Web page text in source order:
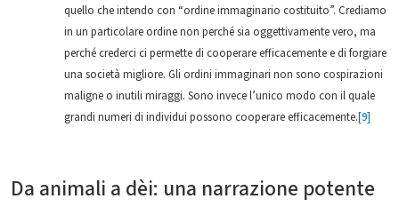
quello che intendo con “ordine immaginario costituito”. Crediamo
in un particolare ordine non perché sia oggettivamente vero, ma
perché crederci ci permette di cooperare efficacemente e di forgiare
una società migliore. Gli ordini immaginari non sono cospirazioni
maligne o inutili miraggi. Sono invece l’unico modo con il quale
grandi numeri di individui possono cooperare efficacemente.[9]
Da animali a dèi: una narrazione potente